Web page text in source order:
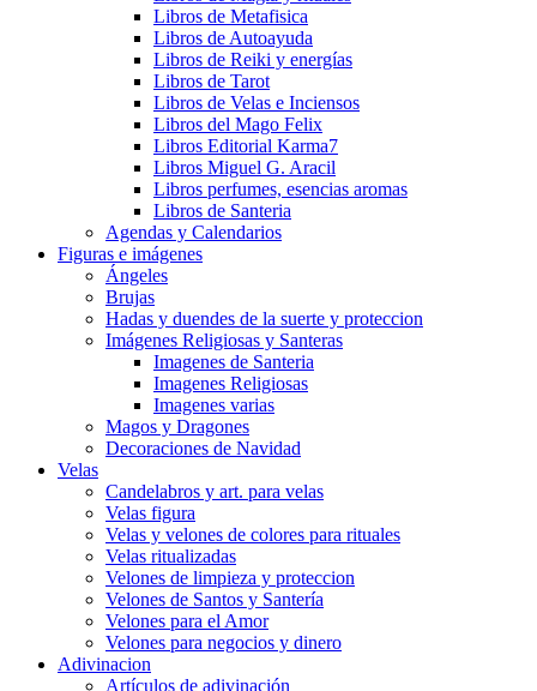
Libros de Metafisica
Libros de Autoayuda
Libros de Reiki y energías
Libros de Tarot
Libros de Velas e Inciensos
Libros del Mago Felix
Libros Editorial Karma7
Libros Miguel G. Aracil
Libros perfumes, esencias aromas
Libros de Santeria
Agendas y Calendarios
Figuras e imágenes
Ángeles
Brujas
Hadas y duendes de la suerte y proteccion
Imágenes Religiosas y Santeras
Imagenes de Santeria
Imagenes Religiosas
Imagenes varias
Magos y Dragones
Decoraciones de Navidad
Velas
Candelabros y art. para velas
Velas figura
Velas y velones de colores para rituales
Velas ritualizadas
Velones de limpieza y proteccion
Velones de Santos y Santería
Velones para el Amor
Velones para negocios y dinero
Adivinacion
Artículos de adivinación